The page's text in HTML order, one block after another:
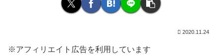
2020.11.24
※アフィリエイト広告を利用しています